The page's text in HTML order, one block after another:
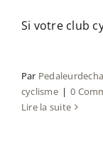
Si votre club
Par
cyclisme | 0
Lire la suite